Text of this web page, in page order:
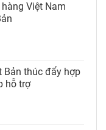
Việt Nam
Bản thúc đẩy hợp
hỗ trợ